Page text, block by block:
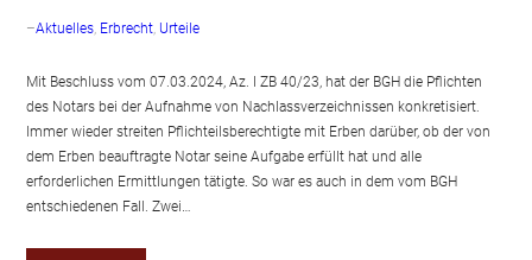
–Aktuelles, Erbrecht, Urteile
Mit Beschluss vom 07.03.2024, Az. I ZB 40/23, hat der BGH die Pflichten
des Notars bei der Aufnahme von Nachlassverzeichnissen konkretisiert.
Immer wieder streiten Pflichteilsberechtigte mit Erben darüber, ob der von
dem Erben beauftragte Notar seine Aufgabe erfüllt hat und alle
erforderlichen Ermittlungen tätigte. So war es auch in dem vom BGH
entschiedenen Fall. Zwei…